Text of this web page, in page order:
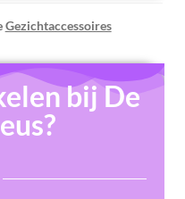
Gezichtaccessoires
bij De